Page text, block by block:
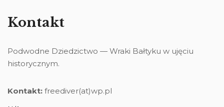
Kontakt
Podwodne Dziedzictwo — Wraki Bałtyku w ujęciu
historycznym.
Kontakt: freediver(at)wp.pl